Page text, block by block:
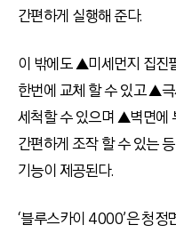
간편하게 실행해 준다.
이 밖에도 ▲미세먼지 집진
한번에 교체 할 수 있고 ▲
세척할 수 있으며 ▲벽면에
간편하게 조작 할 수 있는
기능이 제공된다.
‘블루스카이 4000’은 청정